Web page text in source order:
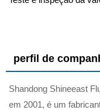
perfil de
Shandong Shineeast
em 2001, é um